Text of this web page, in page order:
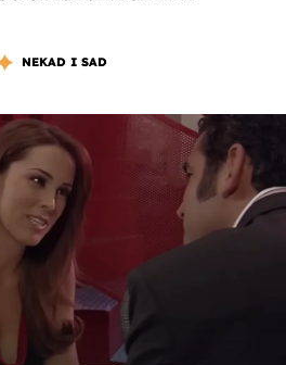
NEKAD I SAD
OBAVIJESTI